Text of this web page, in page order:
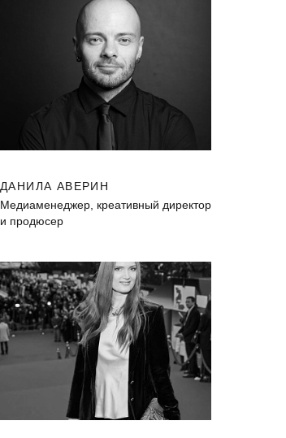
ДАНИЛА АВЕРИН
Медиаменеджер, креативный директор
и продюсер